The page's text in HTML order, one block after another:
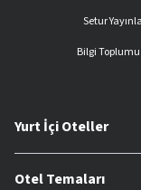
Setur
Bilgi
Yurt İçi Oteller
Otel Temaları